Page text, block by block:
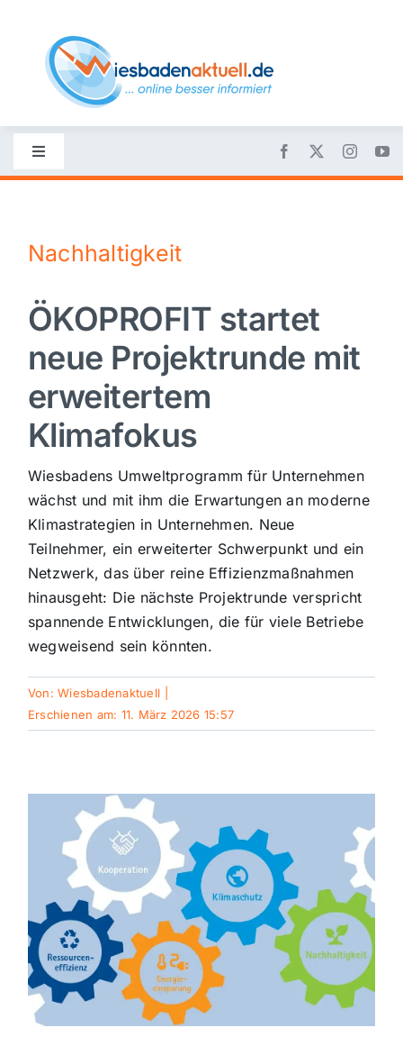
content
Toggle
Navigation
Nachrichten
Politik
Wirtschaft
Sport
Kultur
Panorama
Mein Stadtteil
Galerie
Verkehrsmeldungen
Polizeimeldungen
Themen und Termine
Gewinnspiele
Nachhaltigkeit
ÖKOPROFIT startet
neue Projektrunde mit
erweitertem
Klimafokus
Wiesbadens Umweltprogramm für Unternehmen
wächst und mit ihm die Erwartungen an moderne
Klimastrategien in Unternehmen. Neue
Teilnehmer, ein erweiterter Schwerpunkt und ein
Netzwerk, das über reine Effizienzmaßnahmen
hinausgeht: Die nächste Projektrunde verspricht
spannende Entwicklungen, die für viele Betriebe
wegweisend sein könnten.
Von:Wiesbadenaktuell
Erschienen am: 11. März 2026 15:57